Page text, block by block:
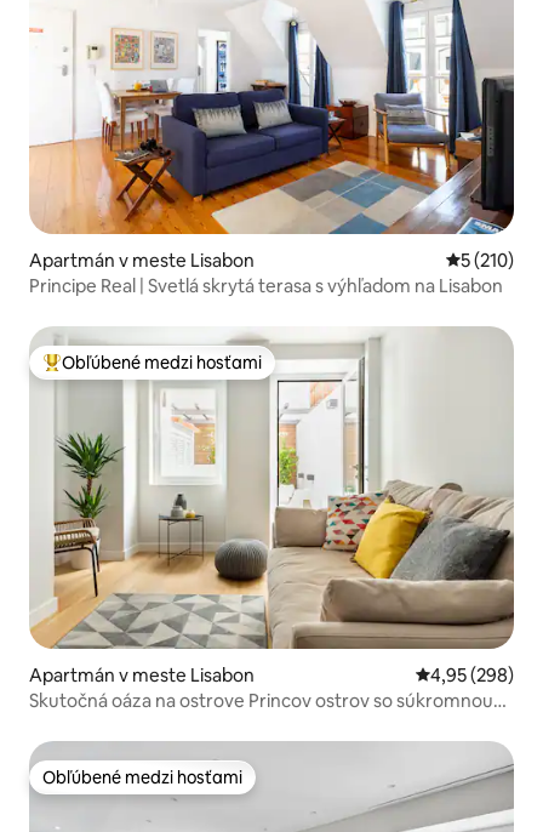
Apartmán v meste Lisabon Priemerné
5 (210)
Principe Real | Svetlá skrytá terasa s výhľadom na Lisabon
Najobľúbenejšie medzi hosťami
Obľúbené medzi hosťami
Apartmán v meste Lisabon Priemerné
4,95 (298)
Skutočná oáza na ostrove Princov ostrov so súkromnou
Obľúbené medzi hosťami
Obľúbené medzi hosťami